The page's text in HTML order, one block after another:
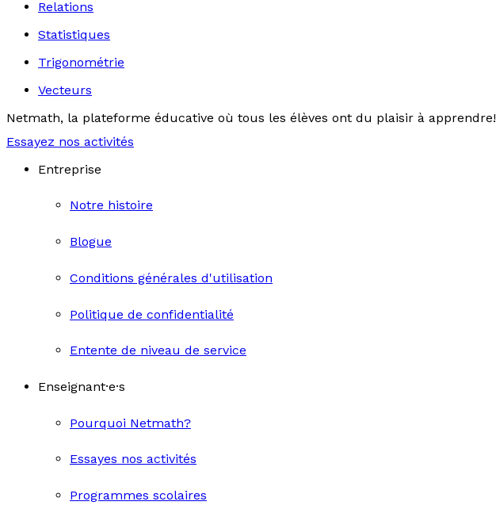
Relations
Statistiques
Trigonométrie
Vecteurs
Netmath, la plateforme éducative où tous les élèves ont du plaisir à apprendre!
Essayez nos activités
Entreprise
Notre histoire
Blogue
Conditions générales d'utilisation
Politique de confidentialité
Entente de niveau de service
Enseignant·e·s
Pourquoi Netmath?
Essayes nos activités
Programmes scolaires